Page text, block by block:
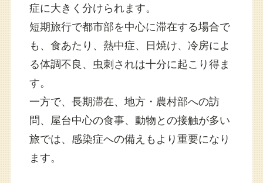
症に大きく分けられます。
短期旅行で都市部を中心に滞在する場合で
も、食あたり、熱中症、日焼け、冷房によ
る体調不良、虫刺されは十分に起こり得ま
す。
一方で、長期滞在、地方・農村部への訪
問、屋台中心の食事、動物との接触が多い
旅では、感染症への備えもより重要になり
ます。